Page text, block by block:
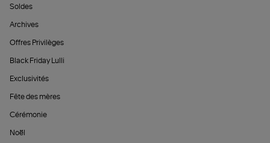
Soldes
Archives
Offres Privilèges
Black Friday Lulli
Exclusivités
Fête des mères
Cérémonie
Noël